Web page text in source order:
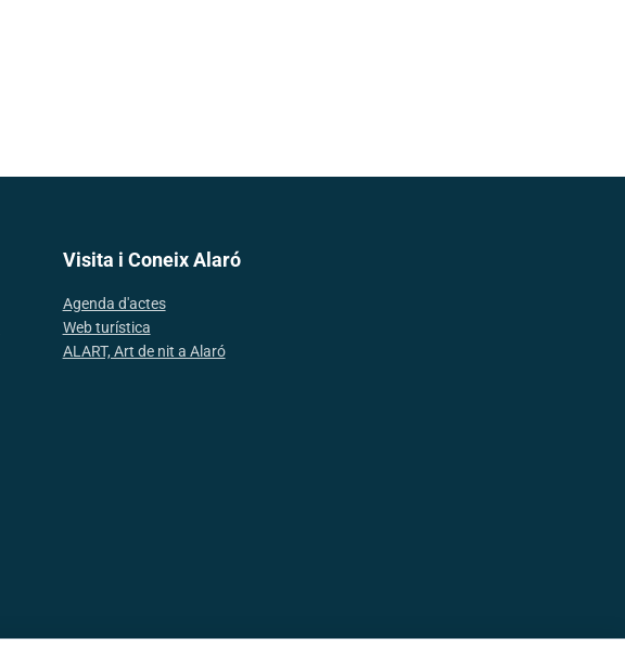
Visita i Coneix Alaró
Agenda d'actes
Web turística
ALART, Art de nit a Alaró